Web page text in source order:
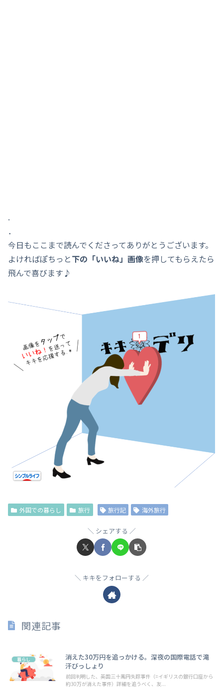
.
．
今日もここまで読んでくださってありがとうございます。
よければぽちっと下の「いいね」画像を押してもらえたら
飛んで喜びます♪
外国での暮らし 旅行 旅行記 海外旅行
シェアする
キキをフォローする
関連記事
暮らし
消えた30万円を追っかける。深夜の国際電話で滝
汗びっしょり
前回判明した、英国三十萬円失踪事件（=イギリスの銀行口座から
約30万が消えた事件）詳細を追うべく、友...